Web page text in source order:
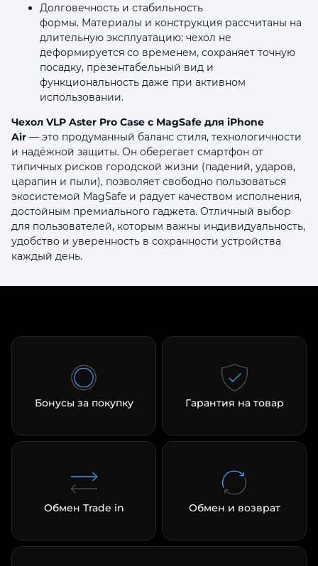
Долговечность и стабильность
формы. Материалы и конструкция рассчитаны на
длительную эксплуатацию: чехол не
деформируется со временем, сохраняет точную
посадку, презентабельный вид и
функциональность даже при активном
использовании.
Чехол VLP Aster Pro Case с MagSafe для iPhone
Air — это продуманный баланс стиля, технологичности
и надёжной защиты. Он оберегает смартфон от
типичных рисков городской жизни (падений, ударов,
царапин и пыли), позволяет свободно пользоваться
экосистемой MagSafe и радует качеством исполнения,
достойным премиального гаджета. Отличный выбор
для пользователей, которым важны индивидуальность,
удобство и уверенность в сохранности устройства
каждый день.
Бонусы за покупку Гарантия на товар
Обмен Trade in Обмен и возврат